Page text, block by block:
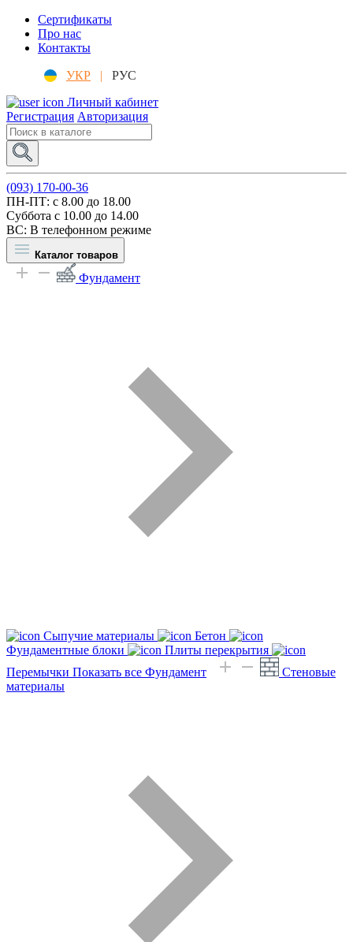
Сертификаты
Про нас
Контакты
УКР |
РУС
Личный кабинет
Регистрация Авторизация
(093) 170-00-36
ПН-ПТ: c 8.00 до 18.00
Суббота с 10.00 до 14.00
ВС: В телефонном режиме
Каталог товаров
Фундамент
Сыпучие материалы
Бетон
Фундаментные блоки
Плиты перекрытия
Перемычки Показать все Фундамент
Стеновые
материалы